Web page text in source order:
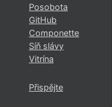
Posobota
GitHub
Componette
Síň slávy
Vitrína
Přispějte